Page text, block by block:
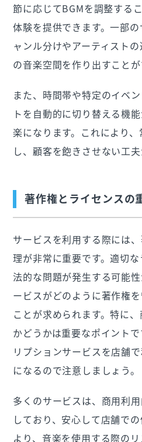
節に応じてBGMを調整する
体験を提供できます。一部
ャンル分けやアーティスト
の音楽空間を作り出すことが
また、時間帯や特定のイベ
トを自動的に切り替える機
楽になります。これにより
し、顧客を飽きさせない工夫
著作権とライセンスの
サービスを利用する際には
理が非常に重要です。適切な
法的な問題が発生する可能
ービスがどのように著作権
ことが求められます。特に
かどうかは重要なポイント
リプションサービスを店舗
になるので注意しましょう。
多くのサービスは、商用利
しており、安心して店舗で
より、音楽を使用する際の